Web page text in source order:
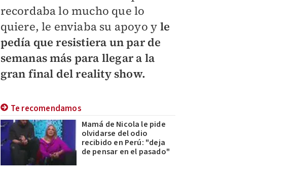
recordaba lo mucho que lo
quiere, le enviaba su apoyo y le
pedía que resistiera un par de
semanas más para llegar a la
gran final del reality show.
Te recomendamos
Mamá de Nicola le pide
olvidarse del odio
recibido en Perú: "deja
de pensar en el pasado"